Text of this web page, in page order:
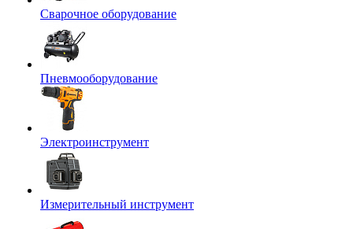
Сварочное оборудование
Пневмооборудование
Электроинструмент
Измерительный инструмент